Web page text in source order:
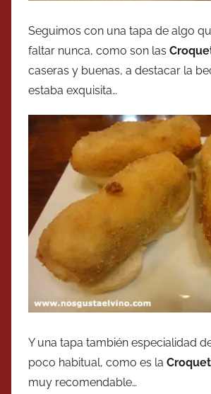
Seguimos con una tapa de algo
faltar nunca, como son las
caseras y buenas, a destacar la
estaba exquisita…
Y una tapa también especialidad
poco habitual, como es la
muy recomendable…